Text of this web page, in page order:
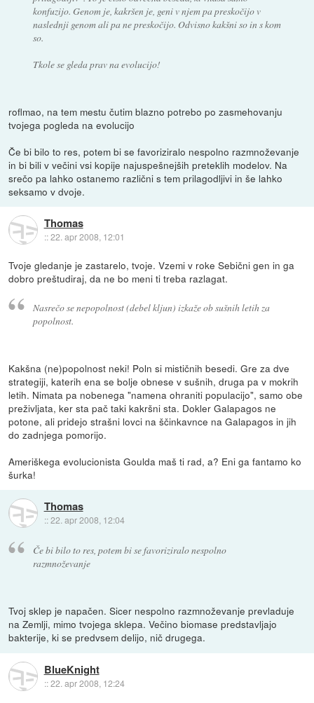
konfuzijo. Genom je, kakršen je, geni v njem pa preskočijo v
naslednji genom ali pa ne preskočijo. Odvisno kakšni so in s kom
so.
Tkole se gleda prav na evolucijo!
roflmao, na tem mestu čutim blazno potrebo po zasmehovanju
tvojega pogleda na evolucijo
Če bi bilo to res, potem bi se favoriziralo nespolno razmnoževanje
in bi bili v večini vsi kopije najuspešnejših preteklih modelov. Na
srečo pa lahko ostanemo različni s tem prilagodljivi in še lahko
seksamo v dvoje.
Thomas
::22. apr 2008, 12:01
Tvoje gledanje je zastarelo, tvoje. Vzemi v roke Sebični gen in ga
dobro preštudiraj, da ne bo meni ti treba razlagat.
Nasrečo se nepopolnost (debel kljun) izkaže ob sušnih letih za
popolnost.
Kakšna (ne)popolnost neki! Poln si mističnih besedi. Gre za dve
strategiji, katerih ena se bolje obnese v sušnih, druga pa v mokrih
letih. Nimata pa nobenega "namena ohraniti populacijo", samo obe
preživljata, ker sta pač taki kakršni sta. Dokler Galapagos ne
potone, ali pridejo strašni lovci na ščinkavnce na Galapagos in jih
do zadnjega pomorijo.
Ameriškega evolucionista Goulda maš ti rad, a? Eni ga fantamo ko
šurka!
Thomas
::22. apr 2008, 12:04
Če bi bilo to res, potem bi se favoriziralo nespolno
razmnoževanje
Tvoj sklep je napačen. Sicer nespolno razmnoževanje prevladuje
na Zemlji, mimo tvojega sklepa. Večino biomase predstavljajo
bakterije, ki se predvsem delijo, nič drugega.
BlueKnight
::22. apr 2008, 12:24